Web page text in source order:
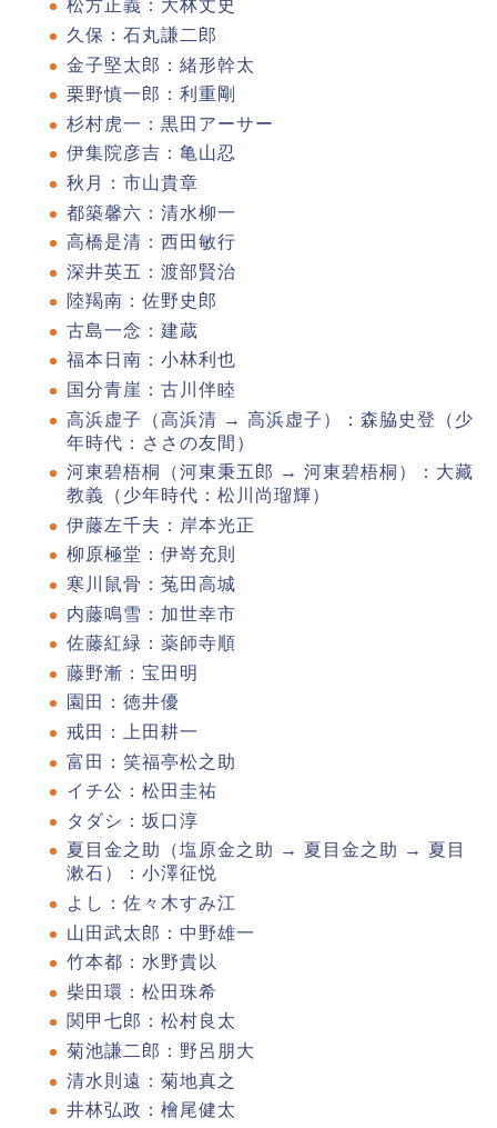
松方正義：大林丈史
久保：石丸謙二郎
金子堅太郎：緒形幹太
栗野慎一郎：利重剛
杉村虎一：黒田アーサー
伊集院彦吉：亀山忍
秋月：市山貴章
都築馨六：清水柳一
高橋是清：西田敏行
深井英五：渡部賢治
陸羯南：佐野史郎
古島一念：建蔵
福本日南：小林利也
国分青崖：古川伴睦
高浜虚子（高浜清 → 高浜虚子）：森脇史登（少
年時代：ささの友間）
河東碧梧桐（河東秉五郎 → 河東碧梧桐）：大藏
教義（少年時代：松川尚瑠輝）
伊藤左千夫：岸本光正
柳原極堂：伊嵜充則
寒川鼠骨：菟田高城
内藤鳴雪：加世幸市
佐藤紅緑：薬師寺順
藤野漸：宝田明
園田：徳井優
戒田：上田耕一
富田：笑福亭松之助
イチ公：松田圭祐
タダシ：坂口淳
夏目金之助（塩原金之助 → 夏目金之助 → 夏目
漱石）：小澤征悦
よし：佐々木すみ江
山田武太郎：中野雄一
竹本都：水野貴以
柴田環：松田珠希
関甲七郎：松村良太
菊池謙二郎：野呂朋大
清水則遠：菊地真之
井林弘政：檜尾健太